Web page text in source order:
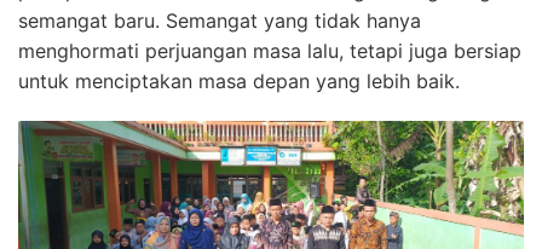
semangat baru. Semangat yang tidak hanya
menghormati perjuangan masa lalu, tetapi juga bersiap
untuk menciptakan masa depan yang lebih baik.